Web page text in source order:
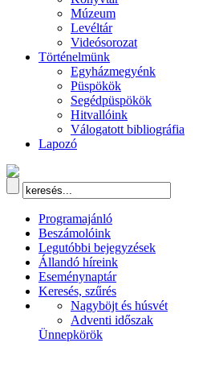
Múzeum
Levéltár
Videósorozat
Történelmünk
Egyházmegyénk
Püspökök
Segédpüspökök
Hitvallóink
Válogatott bibliográfia
Lapozó
Programajánló
Beszámolóink
Legutóbbi bejegyzések
Állandó híreink
Eseménynaptár
Keresés, szűrés
Nagyböjt és húsvét
Adventi időszak
Ünnepkörök